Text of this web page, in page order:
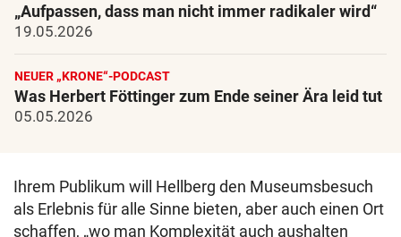
„Aufpassen, dass man nicht immer radikaler wird“
19.05.2026
NEUER „KRONE“-PODCAST
Was Herbert Föttinger zum Ende seiner Ära leid tut
05.05.2026
Ihrem Publikum will Hellberg den Museumsbesuch
als Erlebnis für alle Sinne bieten, aber auch einen Ort
schaffen, „wo man Komplexität auch aushalten